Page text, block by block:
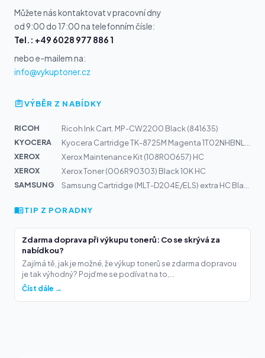
Můžete nás kontaktovat v pracovní dny
od 9:00 do 17:00 na telefonním čísle:
Tel.: +49 6028 977 886 1
nebo e-mailem na:
info@vykuptoner.cz
VÝBĚR Z NABÍDKY
RICOH
Ricoh Ink Cart. MP-CW2200 Black (841635)
KYOCERA
XEROX
Xerox Maintenance Kit (108R00657) HC
XEROX
Xerox Toner (006R90303) Black 10K HC
SAMSUNG
TIP Z PORADNY
Zdarma doprava při výkupu tonerů: Co se skrývá za
nabídkou?
Zajímá tě, jak je možné, že výkup tonerů se zdarma dopravou
je tak výhodný? Pojďme se podívat na to,...
Číst dále →